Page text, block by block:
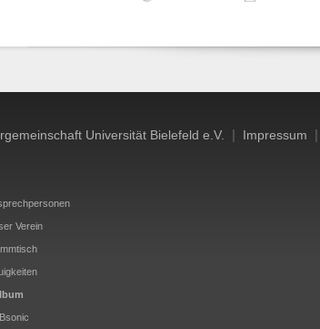
Universität Bielefeld e.V. | Impressum |
Verein